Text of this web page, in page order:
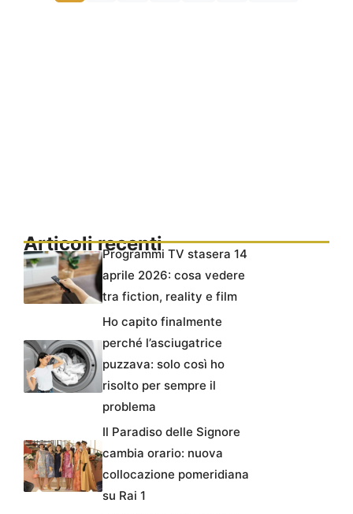
Articoli recentiProgrammi TV stasera 14
aprile 2026: cosa vedere
tra fiction, reality e film
Ho capito finalmente
perché l’asciugatrice
puzzava: solo così ho
risolto per sempre il
problema
Il Paradiso delle Signore
cambia orario: nuova
collocazione pomeridiana
su Rai 1